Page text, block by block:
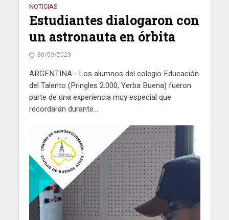
NOTICIAS
Estudiantes dialogaron con
un astronauta en órbita
30/09/2023
ARGENTINA.- Los alumnos del colegio Educación
del Talento (Pringles 2.000, Yerba Buena) fueron
parte de una experiencia muy especial que
recordarán durante...